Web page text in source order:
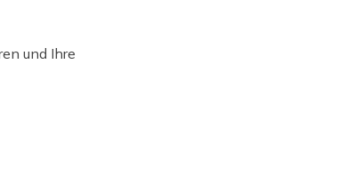
und Ihre